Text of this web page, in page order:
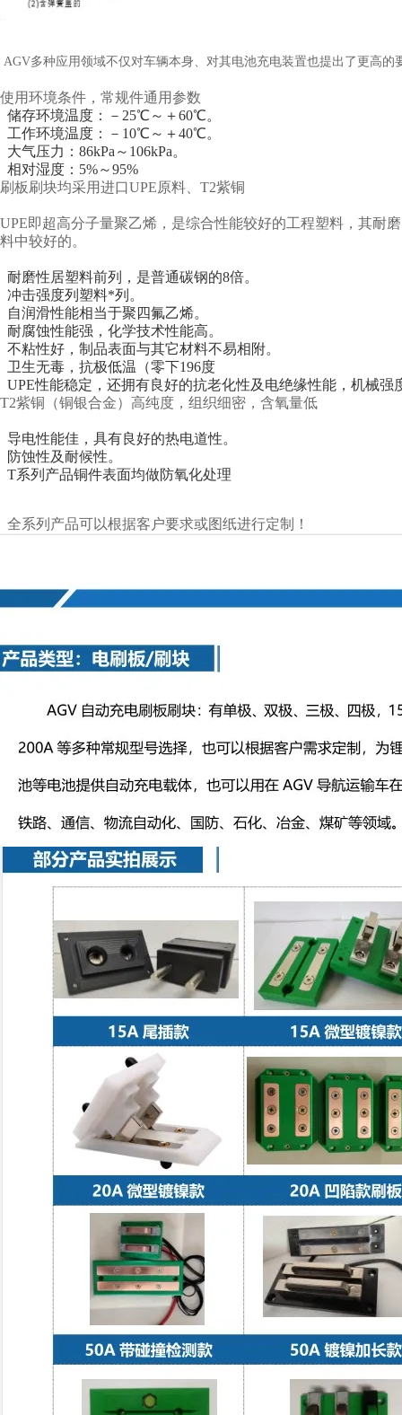
AGV多种应用领域不仅对车辆本身、对其电池充电装置也提出了更高的
使用环境条件，常规件通用参数
储存环境温度：－25℃～＋60℃。
工作环境温度：－10℃～＋40℃。
大气压力：86kPa～106kPa。
相对湿度：5%～95%
刷板刷块均采用进口UPE原料、T2紫铜
UPE即超高分子量聚乙烯，是综合性能较好的工程塑料，其耐
料中较好的。
耐磨性居塑料前列，是普通碳钢的8倍。
冲击强度列塑料*列。
自润滑性能相当于聚四氟乙烯。
耐腐蚀性能强，化学技术性能高。
不粘性好，制品表面与其它材料不易相附。
卫生无毒，抗极低温（零下196度
UPE性能稳定，还拥有良好的抗老化性及电绝缘性能，机械强
T2紫铜（铜银合金）高纯度，组织细密，含氧量低
导电性能佳，具有良好的热电道性。
防蚀性及耐候性。
T系列产品铜件表面均做防氧化处理
全系列产品可以根据客户要求或图纸进行定制！